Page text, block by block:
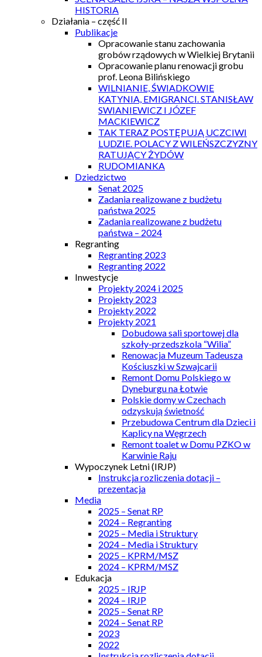
HISTORIA
Działania – część II
Publikacje
Opracowanie stanu zachowania
grobów rządowych w Wielkiej Brytanii
Opracowanie planu renowacji grobu
prof. Leona Bilińskiego
WILNIANIE, ŚWIADKOWIE
KATYNIA, EMIGRANCI. STANISŁAW
SWIANIEWICZ I JÓZEF
MACKIEWICZ
TAK TERAZ POSTĘPUJĄ UCZCIWI
LUDZIE. POLACY Z WILEŃSZCZYZNY
RATUJĄCY ŻYDÓW
RUDOMIANKA
Dziedzictwo
Senat 2025
Zadania realizowane z budżetu
państwa 2025
Zadania realizowane z budżetu
państwa – 2024
Regranting
Regranting 2023
Regranting 2022
Inwestycje
Projekty 2024 i 2025
Projekty 2023
Projekty 2022
Projekty 2021
Dobudowa sali sportowej dla
szkoły-przedszkola “Wilia”
Renowacja Muzeum Tadeusza
Kościuszki w Szwajcarii
Remont Domu Polskiego w
Dyneburgu na Łotwie
Polskie domy w Czechach
odzyskują świetność
Przebudowa Centrum dla Dzieci i
Kaplicy na Węgrzech
Remont toalet w Domu PZKO w
Karwinie Raju
Wypoczynek Letni (IRJP)
Instrukcja rozliczenia dotacji –
prezentacja
Media
2025 – Senat RP
2024 – Regranting
2025 – Media i Struktury
2024 – Media i Struktury
2025 – KPRM/MSZ
2024 – KPRM/MSZ
Edukacja
2025 – IRJP
2024 – IRJP
2025 – Senat RP
2024 – Senat RP
2023
2022